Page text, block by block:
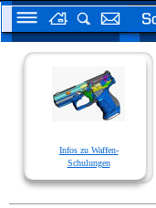
Infos zu Waffen-
Schulungen